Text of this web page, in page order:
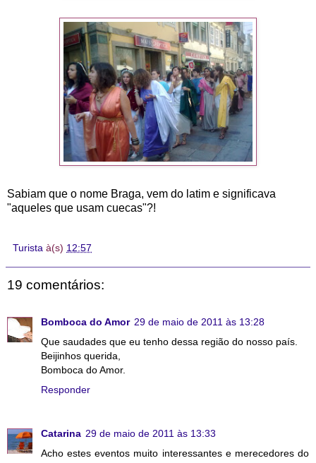
Sabiam que o nome Braga, vem do latim e significava
"aqueles que usam cuecas"?!
Turista à(s) 12:57
19 comentários:
Bomboca do Amor 29 de maio de 2011 às 13:28
Que saudades que eu tenho dessa região do nosso país.
Beijinhos querida,
Bomboca do Amor.
Responder
Catarina 29 de maio de 2011 às 13:33
Acho estes eventos muito interessantes e merecedores do